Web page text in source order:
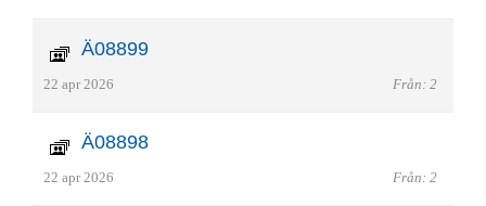
Ä08899
22 apr 2026 Från: 2
Ä08898
22 apr 2026 Från: 2